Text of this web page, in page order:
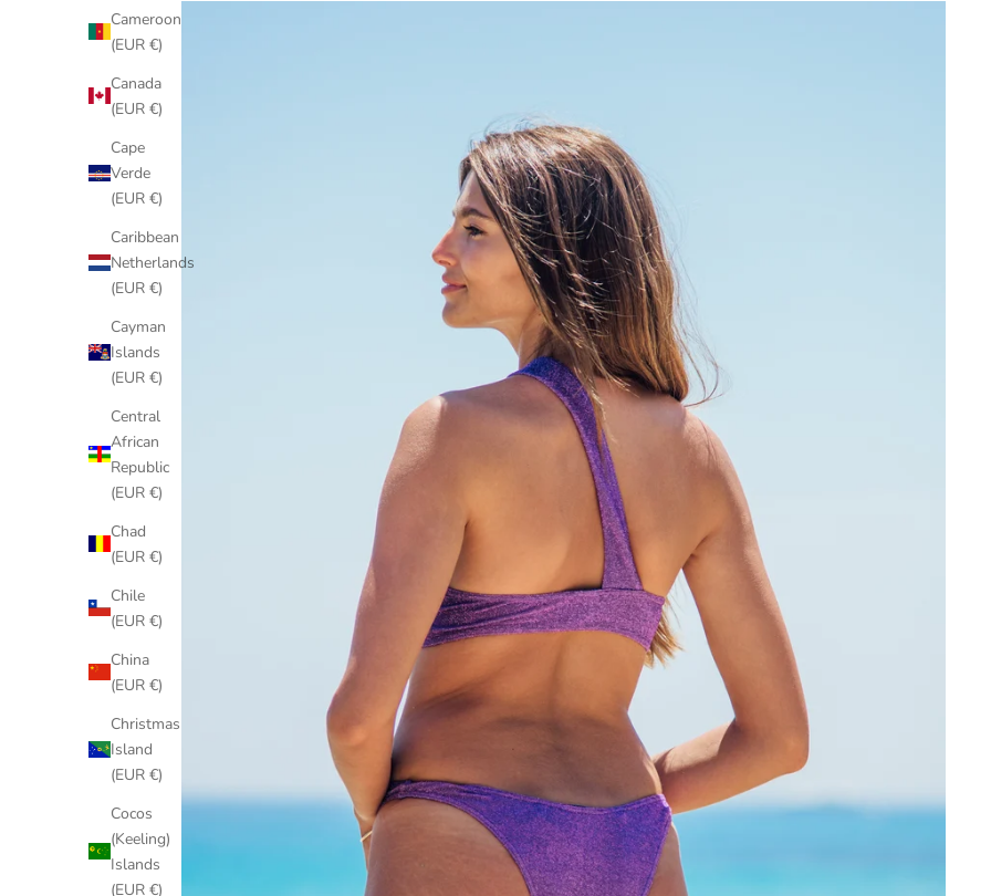
Cameroon
(EUR €)
Canada
(EUR €)
Cape
Verde
(EUR €)
Caribbean
Netherlands
(EUR €)
Cayman
Islands
(EUR €)
Central
African
Republic
(EUR €)
Chad
(EUR €)
Chile
(EUR €)
China
(EUR €)
Christmas
Island
(EUR €)
Cocos
(Keeling)
Islands
(EUR €)